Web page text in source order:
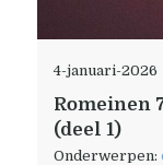
4-januari-2026
Romeinen
(deel 1)
Onderwerpen: